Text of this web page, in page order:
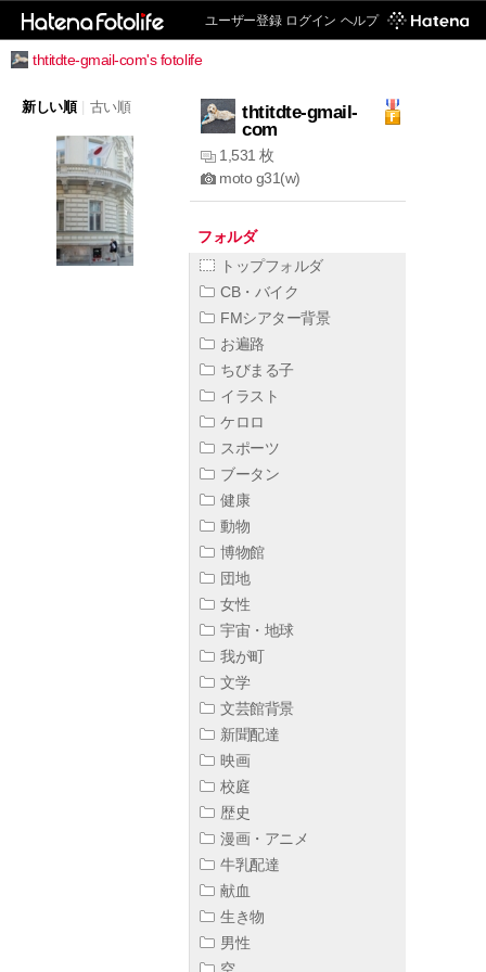
ユーザー登録 ログイン ヘルプ
thtitdte-gmail-com's fotolife
新しい順 古い順
thtitdte-gmail-
com
1,531 枚
moto g31(w)
フォルダ
トップフォルダ
CB・バイク
FMシアター背景
お遍路
ちびまる子
イラスト
ケロロ
スポーツ
ブータン
健康
動物
博物館
団地
女性
宇宙・地球
我が町
文学
文芸館背景
新聞配達
映画
校庭
歴史
漫画・アニメ
牛乳配達
献血
生き物
男性